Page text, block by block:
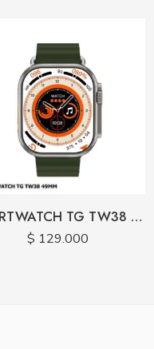
SMARTWATCH TG TW38 CARGA INALAMBRICA
$ 129.000